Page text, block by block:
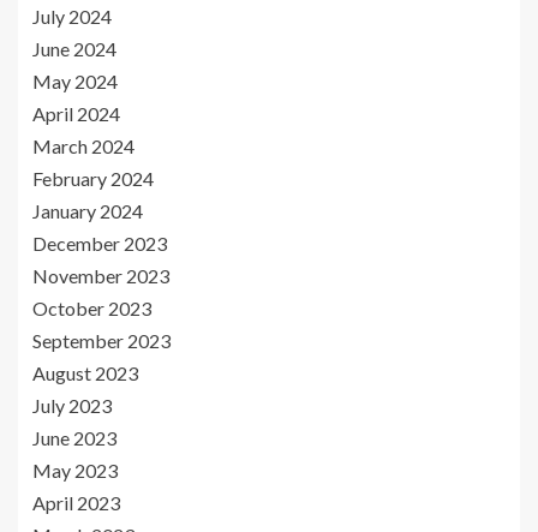
July 2024
June 2024
May 2024
April 2024
March 2024
February 2024
January 2024
December 2023
November 2023
October 2023
September 2023
August 2023
July 2023
June 2023
May 2023
April 2023